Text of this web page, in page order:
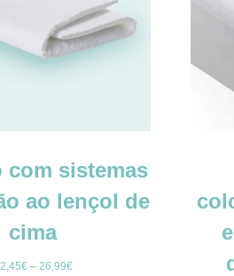
com sistemas
ao lençol de
cima
€– 26,99€